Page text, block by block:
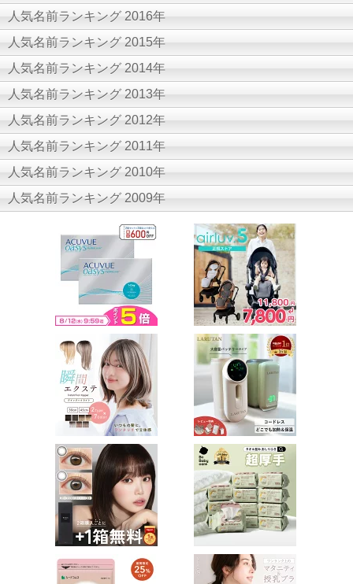
人気名前ランキング 2016年
人気名前ランキング 2015年
人気名前ランキング 2014年
人気名前ランキング 2013年
人気名前ランキング 2012年
人気名前ランキング 2011年
人気名前ランキング 2010年
人気名前ランキング 2009年